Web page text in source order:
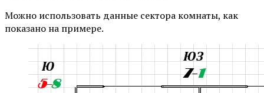
Можно использовать данные сектора комнаты, как
показано на примере.